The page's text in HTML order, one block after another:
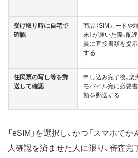
受け取り時に自宅で
確認
商品（SIMカードや
末）が届いた際、配達
員に直接書類を提示
する
住民票の写し等を郵
送して確認
申し込み完了後、楽
モバイル宛に必要書
類を郵送する
「eSIM」を選択し、かつ「スマホで
人確認を済ませた人に限り、審査